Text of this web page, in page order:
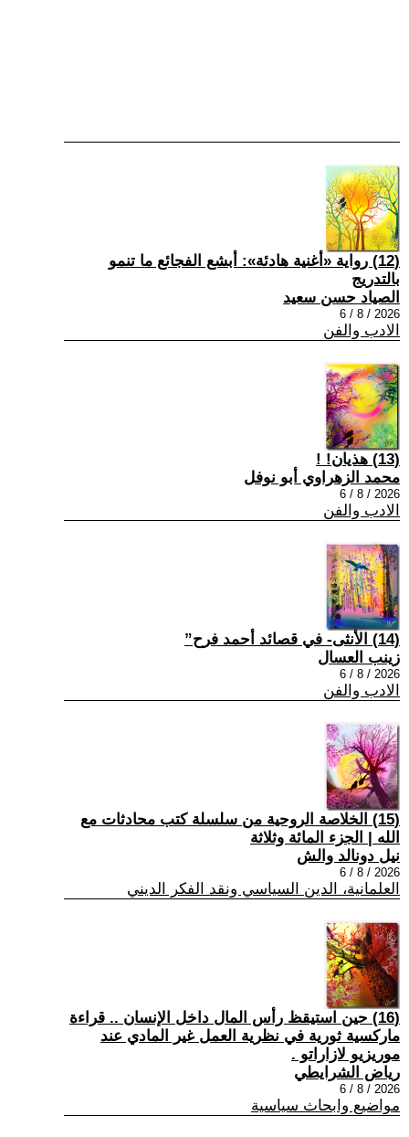
(12) رواية «أغنية هادئة»: أبشع الفجائع ما تنمو
بالتدريج
الصياد حسن سعيد
2026 / 8 / 6
الادب والفن
(13) هذيان! !
محمد الزهراوي أبو نوفل
2026 / 8 / 6
الادب والفن
(14) الأنثى- في قصائد أحمد فرح”
زينب العسال
2026 / 8 / 6
الادب والفن
(15) الخلاصة الروحية من سلسلة كتب محادثات مع
الله | الجزء المائة وثلاثة
نيل دونالد والش
2026 / 8 / 6
العلمانية، الدين السياسي ونقد الفكر الديني
(16) حين استيقظ رأس المال داخل الإنسان .. قراءة
ماركسية ثورية في نظرية العمل غير المادي عند
موريزيو لازاراتو .
رياض الشرايطي
2026 / 8 / 6
مواضيع وابحاث سياسية